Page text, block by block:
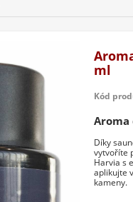
ml
Kód
Aroma
Díky
vytvoříte
Harvia s
aplikujte
kameny.